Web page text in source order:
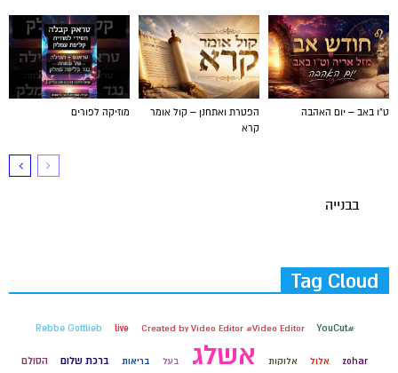
מוזיקה לפורים
הפטרת ואתחנן – קול אומר
קרא
ט"ו באב – יום האהבה
בבנייה
Tag Cloud
#YouCut
Created by Video Editor #Video Editor
live
Rebbe Gottlieb
zohar אלול אלוקות אשלג בעל בריאות ברכת שלום הסולם